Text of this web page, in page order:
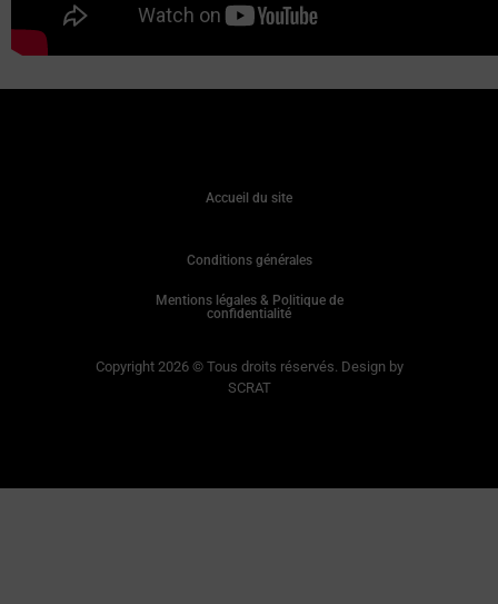
Mentions légales & Politique de
confidentialité
Copyright 2026 © Tous droits réservés. Design by
SCRAT
Accueil du site
Conditions générales